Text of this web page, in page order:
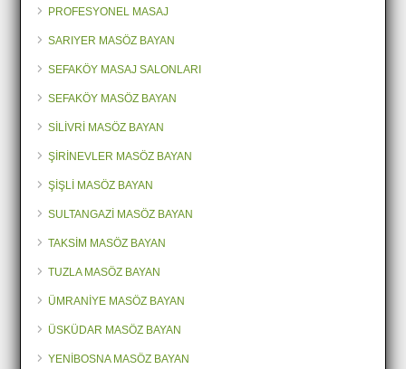
PROFESYONEL MASAJ
SARIYER MASÖZ BAYAN
SEFAKÖY MASAJ SALONLARI
SEFAKÖY MASÖZ BAYAN
SİLİVRİ MASÖZ BAYAN
ŞİRİNEVLER MASÖZ BAYAN
ŞİŞLİ MASÖZ BAYAN
SULTANGAZİ MASÖZ BAYAN
TAKSİM MASÖZ BAYAN
TUZLA MASÖZ BAYAN
ÜMRANİYE MASÖZ BAYAN
ÜSKÜDAR MASÖZ BAYAN
YENİBOSNA MASÖZ BAYAN